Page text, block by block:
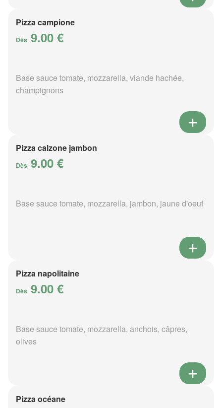
Pizza campione
Dès 9.00 €
Base sauce tomate, mozzarella, viande hachée,
champignons
Pizza calzone jambon
Dès 9.00 €
Base sauce tomate, mozzarella, jambon, jaune d'oeuf
Pizza napolitaine
Dès 9.00 €
Base sauce tomate, mozzarella, anchois, câpres,
olives
Pizza océane